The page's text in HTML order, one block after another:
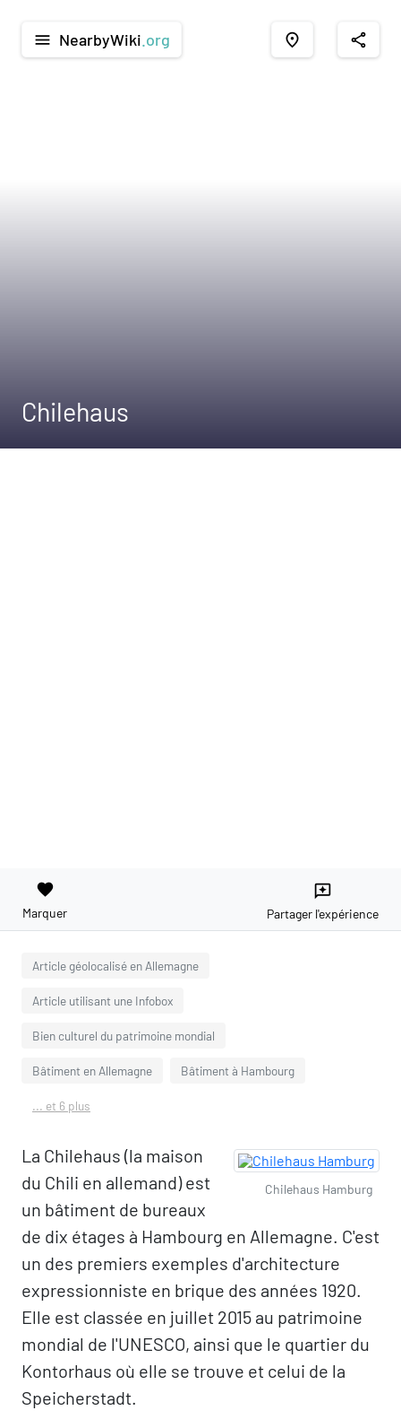
menu NearbyWiki .org place share
Chilehaus
favorite
Marquer
reviews
Partager l'expérience
Article géolocalisé en Allemagne
Article utilisant une Infobox
Bien culturel du patrimoine mondial
Bâtiment en Allemagne Bâtiment à Hambourg
... et 6 plus
Chilehaus Hamburg
La Chilehaus (la maison
du Chili en allemand) est
un bâtiment de bureaux
de dix étages à Hambourg en Allemagne. C'est
un des premiers exemples d'architecture
expressionniste en brique des années 1920.
Elle est classée en juillet 2015 au patrimoine
mondial de l'UNESCO, ainsi que le quartier du
Kontorhaus où elle se trouve et celui de la
Speicherstadt.